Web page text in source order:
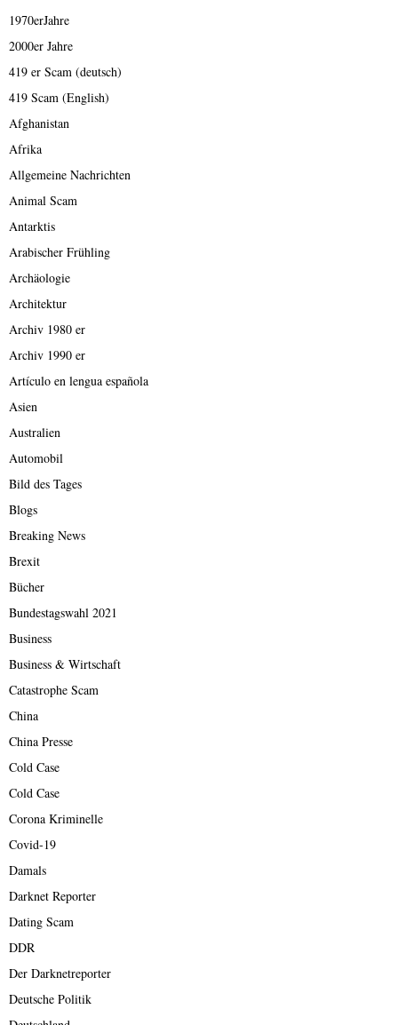
1970erJahre
2000er Jahre
419 er Scam (deutsch)
419 Scam (English)
Afghanistan
Afrika
Allgemeine Nachrichten
Animal Scam
Antarktis
Arabischer Frühling
Archäologie
Architektur
Archiv 1980 er
Archiv 1990 er
Artículo en lengua española
Asien
Australien
Automobil
Bild des Tages
Blogs
Breaking News
Brexit
Bücher
Bundestagswahl 2021
Business
Business & Wirtschaft
Catastrophe Scam
China
China Presse
Cold Case
Cold Case
Corona Kriminelle
Covid-19
Damals
Darknet Reporter
Dating Scam
DDR
Der Darknetreporter
Deutsche Politik